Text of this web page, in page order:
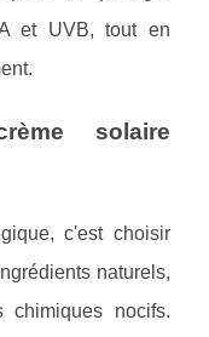
et UVB, tout en
solaire
c'est choisir
naturels,
chimiques nocifs.